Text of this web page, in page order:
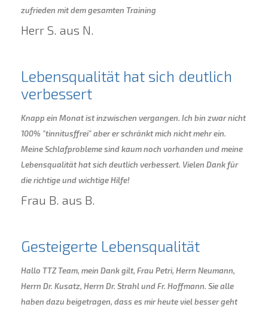
zufrieden mit dem gesamten Training
Herr S. aus N.
Lebensqualität hat sich deutlich
verbessert
Knapp ein Monat ist inzwischen vergangen. Ich bin zwar nicht
100% "tinnitusffrei" aber er schränkt mich nicht mehr ein.
Meine Schlafprobleme sind kaum noch vorhanden und meine
Lebensqualität hat sich deutlich verbessert. Vielen Dank für
die richtige und wichtige Hilfe!
Frau B. aus B.
Gesteigerte Lebensqualität
Hallo TTZ Team, mein Dank gilt, Frau Petri, Herrn Neumann,
Herrn Dr. Kusatz, Herrn Dr. Strahl und Fr. Hoffmann. Sie alle
haben dazu beigetragen, dass es mir heute viel besser geht